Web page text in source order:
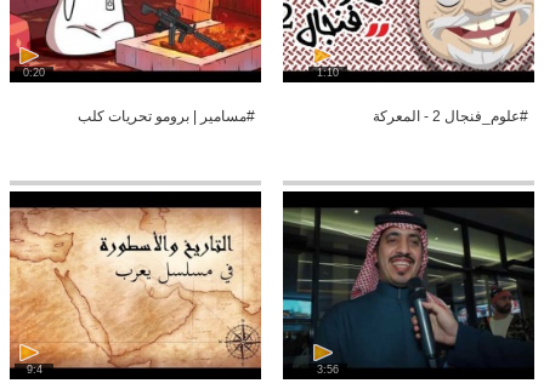
1:10
#علوم_فنجال 2 - المعركة
0:20
#مسامير | برومو تحريات كلب
3:56
9:4